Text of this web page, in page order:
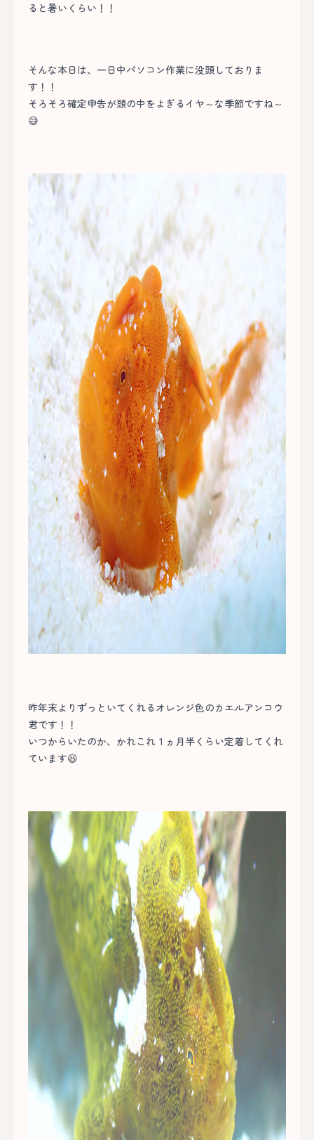
ると暑いくらい！！
そんな本日は、一日中パソコン作業に没頭しておりま
す！！
そろそろ確定申告が頭の中をよぎるイヤ～な季節ですね～
😅
昨年末よりずっといてくれるオレンジ色のカエルアンコウ
君です！！
いつからいたのか、かれこれ１ヵ月半くらい定着してくれ
ています😆